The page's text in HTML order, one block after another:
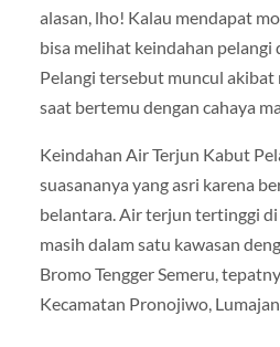
alasan, lho! Kalau mendapat
bisa melihat keindahan pelangi
Pelangi tersebut muncul
saat bertemu dengan cahaya
Keindahan Air Terjun Kabut
suasananya yang asri karena
belantara. Air terjun tertinggi
masih dalam satu kawasan
Bromo Tengger Semeru,
Kecamatan Pronojiwo,